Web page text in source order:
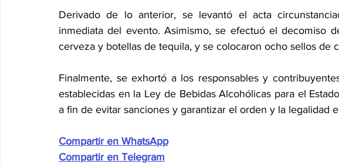
Derivado de lo anterior, se levantó el acta
inmediata del evento. Asimismo, se efectuó el decomiso
cerveza y botellas de tequila, y se colocaron ocho sellos de
Finalmente, se exhortó a los responsables y
establecidas en la Ley de Bebidas Alcohólicas para el
a fin de evitar sanciones y garantizar el orden y la legalidad
Compartir en WhatsApp
Compartir en Telegram